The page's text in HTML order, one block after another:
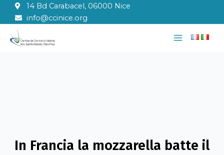
contenuto
14 Bd Carabacel, 06000 Nice
info@ccinice.org
Main
In Francia la mozzarella batte il